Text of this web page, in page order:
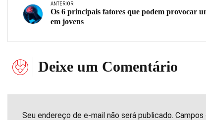
ANTERIOR
Os 6 principais fatores que podem provocar
em jovens
Deixe um Comentário
Seu endereço de e-mail não será publicado.